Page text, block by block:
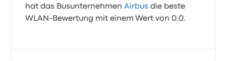
hat das BusunternehmenAirbus die beste
WLAN-Bewertung mit einem Wert von 0.0.